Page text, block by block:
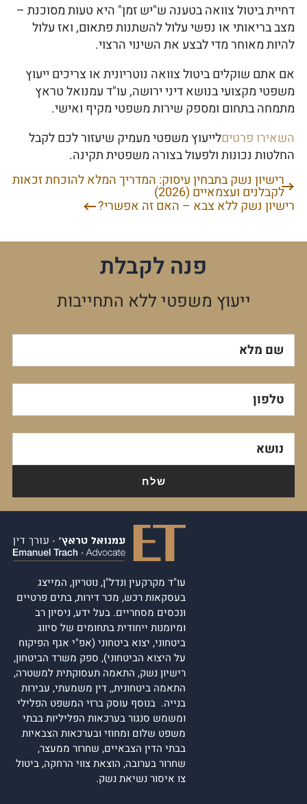
דחיית ביטול צוואה בטענה ש"יש זמן" היא טעות מסוכנת –
מצב בריאותי או נפשי עלול להשתנות פתאום, ואז עלול
להיות מאוחר מדי לבצע את השינוי הרצוי.
אם אתם שוקלים ביטול צוואה נוטריונית או צריכים ייעוץ
משפטי מקצועי בנושא דיני ירושה, עו"ד עמנואל טראץ
מתמחה בתחום ומספק שירות משפטי מקיף ואישי.
השאירו פרטיםלייעוץ משפטי מעמיק שיעזור לכם לקבל
החלטות נכונות ולפעול בצורה משפטית תקינה.
ניווטרישיון נשק בתבחין עיסוק: המדריך המלא להוכחת זכאות
לקבלנים ועצמאיים (2026)
רישיון נשק ללא צבא – האם זה אפשרי?
פנה לקבלת
ייעוץ משפטי ללא התחייבות
שם מלא
טלפון
נושא
עו"ד מקרקעין ונדל"ן, נוטריון, המייצג
בעסקאות רכש, מכר דירות, בתים פרטיים
ונכסים מסחריים. בעל ידע, ניסיון רב
ומיומנות ייחודית בתחומים של סיווג
ביטחוני, יצוא ביטחוני (אפ"י אגף הפיקוח
על היצוא הביטחוני), ספק משרד הביטחון,
רישיון נשק, התאמה תעסוקתית למשטרה,
התאמה ביטחונית,, דין משמעתי, עבירות
בנייה. בנוסף עוסק ברזי המשפט הפלילי
ומשמש סנגור בערכאות הפליליות בבתי
משפט שלום ומחוזי ובערכאות הצבאיות
בבתי הדין הצבאיים, שחרור ממעצר,
שחרור בערובה, הוצאת צווי הרחקה, ביטול
צו איסור נשיאת נשק.